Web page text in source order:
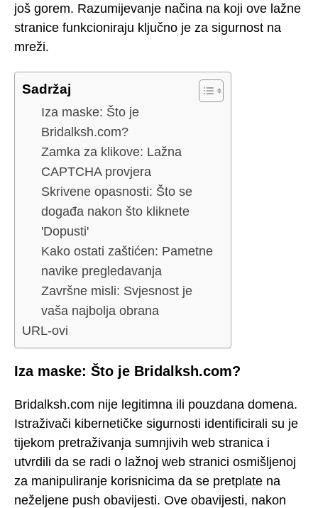
još gorem. Razumijevanje načina na koji ove lažne
stranice funkcioniraju ključno je za sigurnost na
mreži.
Sadržaj
Iza maske: Što je
Bridalksh.com?
Zamka za klikove: Lažna
CAPTCHA provjera
Skrivene opasnosti: Što se
događa nakon što kliknete
'Dopusti'
Kako ostati zaštićen: Pametne
navike pregledavanja
Završne misli: Svjesnost je
vaša najbolja obrana
URL-ovi
Iza maske: Što je Bridalksh.com?
Bridalksh.com nije legitimna ili pouzdana domena.
Istraživači kibernetičke sigurnosti identificirali su je
tijekom pretraživanja sumnjivih web stranica i
utvrdili da se radi o lažnoj web stranici osmišljenoj
za manipuliranje korisnicima da se pretplate na
neželjene push obavijesti. Ove obavijesti, nakon